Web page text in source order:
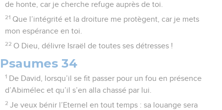
de honte, car je cherche refuge auprès de toi.
21 Que l’intégrité et la droiture me protègent, car je mets
mon espérance en toi.
22 O Dieu, délivre Israël de toutes ses détresses !
Psaumes 34
1 De David, lorsqu’il se fit passer pour un fou en présence
d’Abimélec et qu’il s’en alla chassé par lui.
2 Je veux bénir l’Eternel en tout temps : sa louange sera